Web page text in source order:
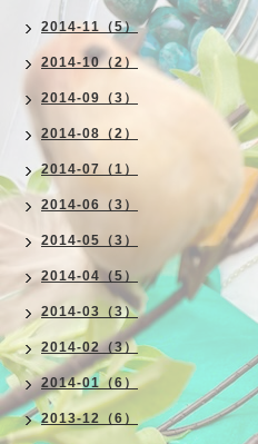
2014-11（5）
2014-10（2）
2014-09（3）
2014-08（2）
2014-07（1）
2014-06（3）
2014-05（3）
2014-04（5）
2014-03（3）
2014-02（3）
2014-01（6）
2013-12（6）